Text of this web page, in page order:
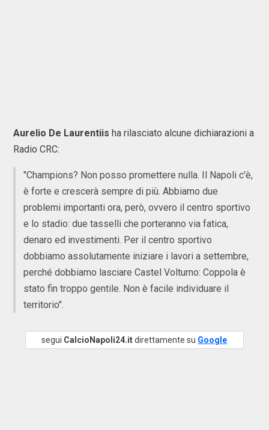
Aurelio De Laurentiis ha rilasciato alcune dichiarazioni a
Radio CRC:
"Champions? Non posso promettere nulla. Il Napoli c'è,
è forte e crescerà sempre di più. Abbiamo due
problemi importanti ora, però, ovvero il centro sportivo
e lo stadio: due tasselli che porteranno via fatica,
denaro ed investimenti. Per il centro sportivo
dobbiamo assolutamente iniziare i lavori a settembre,
perché dobbiamo lasciare Castel Volturno: Coppola è
stato fin troppo gentile. Non è facile individuare il
territorio".
segui CalcioNapoli24.itdirettamente su Google